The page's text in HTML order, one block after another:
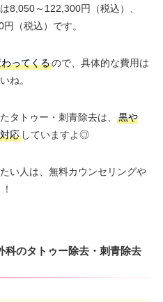
8,050～122,300円（税込）、
（税込）です。
ってくるので、具体的な費用は
ね。
タトゥー・刺青除去は、
黒や
応していますよ◎
い人は、無料カウンセリングや
科のタトゥー除去・刺青除去